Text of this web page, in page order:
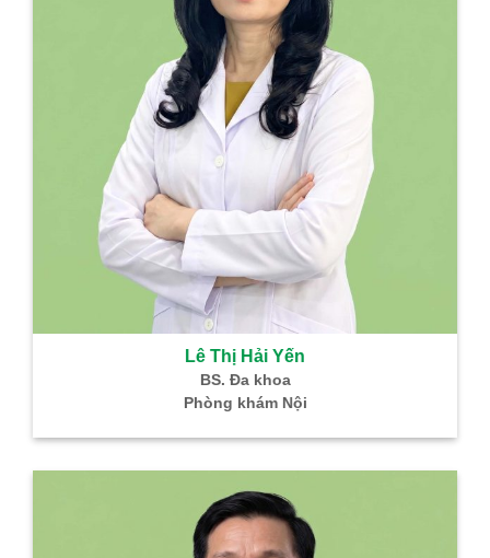
Lê Thị Hải Yến
BS. Đa khoa
Phòng khám Nội